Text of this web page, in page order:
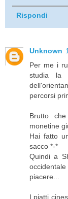
Rispondi
Unknown
Per me i
studia la
percorsi
Brutto
monetine
Hai fatto
sacco *-*
Quindi a
piacere...
I piatti